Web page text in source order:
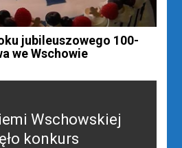
jubileuszowego 100-
we Wschowie
Wschowskiej
konkurs